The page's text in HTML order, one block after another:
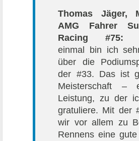
Thomas Jäger,
AMG Fahrer
Racing #75:
einmal bin ich
über die
der #33. Das ist
Meisterschaft –
Leistung, zu der
gratuliere. Mit der
wir vor allem zu
Rennens eine